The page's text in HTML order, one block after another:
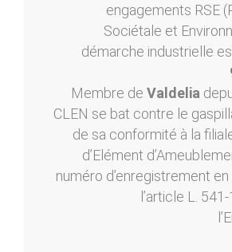
engagements RSE
Sociétale et
démarche industrielle
Membre de Valdelia
CLEN se bat contre le
de sa conformité à la
d’Elément
numéro d’enregistrement
l’article L.